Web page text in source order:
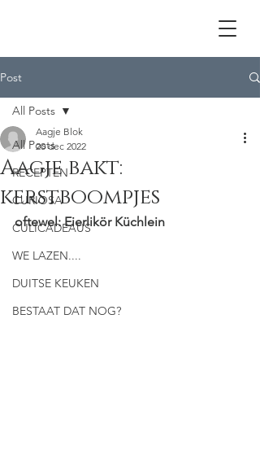
Post
All Posts
RECEPTEN
CURIOSA
CULICADEAUS
WE LAZEN....
DUITSE KEUKEN
BESTAAT DAT NOG?
All Posts
Aagje bakt:
kerstboompjes
Aagje Blok
20 dec 2022
oftewel: Eierlikör Küchlein